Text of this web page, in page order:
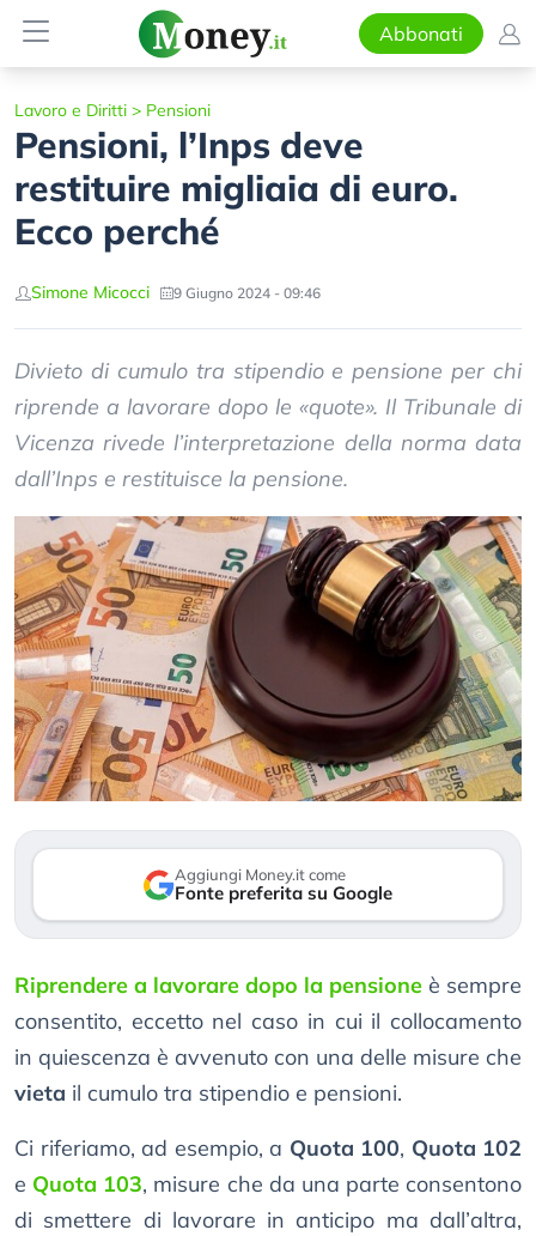
Abbonati
Lavoro e Diritti > Pensioni
Pensioni, l’Inps deve
restituire migliaia di euro.
Ecco perché
Simone Micocci 9 Giugno 2024 - 09:46
Divieto di cumulo tra stipendio e pensione per chi
riprende a lavorare dopo le «quote». Il Tribunale di
Vicenza rivede l’interpretazione della norma data
dall’Inps e restituisce la pensione.
Aggiungi Money.it come
Fonte preferita su Google
Riprendere a lavorare dopo la pensione è sempre
consentito, eccetto nel caso in cui il collocamento
in quiescenza è avvenuto con una delle misure che
vieta il cumulo tra stipendio e pensioni.
Ci riferiamo, ad esempio, a Quota 100, Quota 102
e Quota 103, misure che da una parte consentono
di smettere di lavorare in anticipo ma dall’altra,